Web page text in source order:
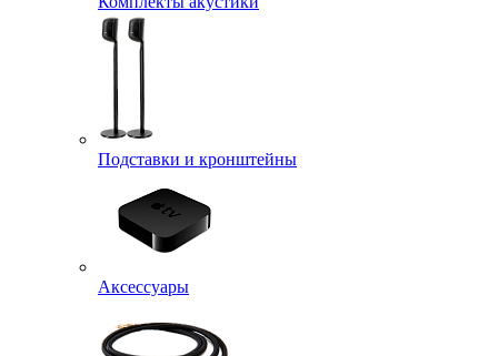
Подставки и кронштейны
Аксессуары